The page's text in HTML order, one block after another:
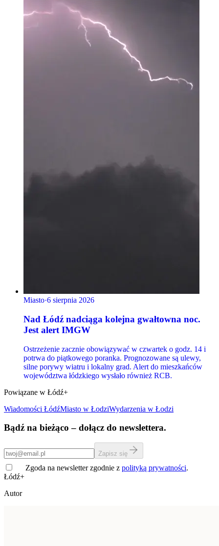
Miasto·6 sierpnia 2026
Nad Łódź nadciąga kolejna gwałtowna noc.
Jest alert IMGW
Ostrzeżenie zacznie obowiązywać w czwartek o godz. 14 i
potrwa do piątkowego poranka. Prognozowane są ulewy,
silne porywy wiatru i lokalny grad. Alert do mieszkańców
województwa łódzkiego wysłało również RCB.
Powiązane w Łódź+
Wiadomości ŁódźMiasto w ŁodziWydarzenia w Łodzi
Bądź na bieżąco – dołącz do newslettera.
Zapisz się
Zgoda na newsletter zgodnie z polityką prywatności.
Łódź+
Autor